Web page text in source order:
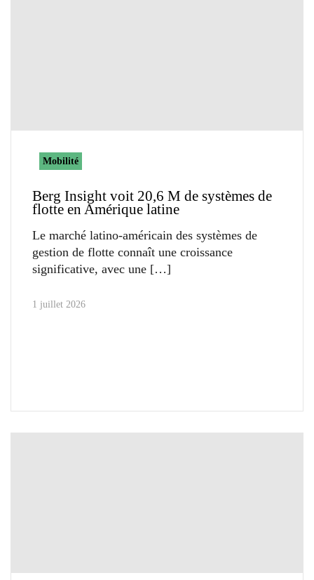
Mobilité
Berg Insight voit 20,6 M de systèmes de
flotte en Amérique latine
Le marché latino-américain des systèmes de
gestion de flotte connaît une croissance
significative, avec une
1 juillet 2026